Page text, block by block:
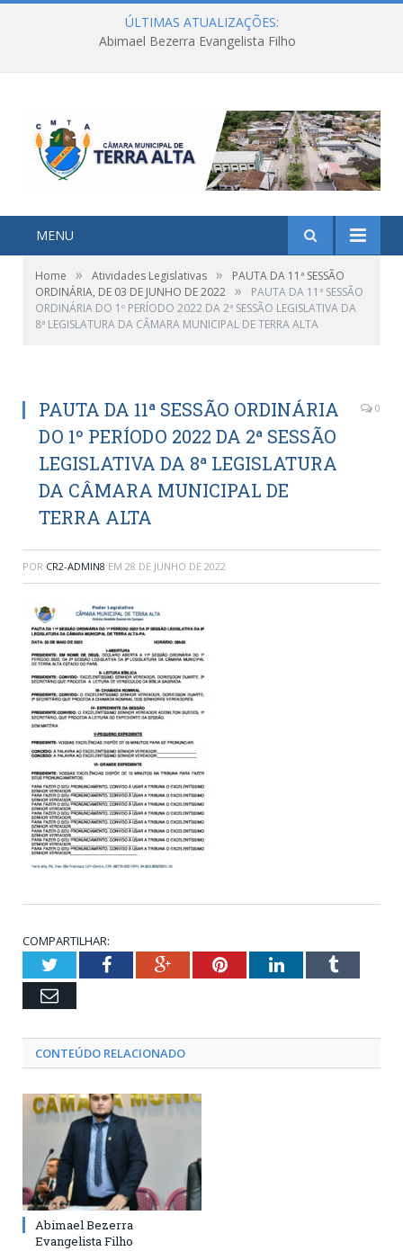
ÚLTIMAS ATUALIZAÇÕES:
Abimael Bezerra Evangelista Filho
MENU
Home » Atividades Legislativas »
PAUTA DA 11ª SESSÃO
ORDINÁRIA, DE 03 DE JUNHO DE 2022 »
PAUTA DA 11ª SESSÃO
ORDINÁRIA DO 1º PERÍODO 2022 DA 2ª SESSÃO LEGISLATIVA DA
8ª LEGISLATURA DA CÂMARA MUNICIPAL DE TERRA ALTA
PAUTA DA 11ª SESSÃO ORDINÁRIA
DO 1º PERÍODO 2022 DA 2ª SESSÃO
LEGISLATIVA DA 8ª LEGISLATURA
DA CÂMARA MUNICIPAL DE
TERRA ALTA
0
POR CR2-ADMIN8 EM 28 DE JUNHO DE 2022
COMPARTILHAR:
TwitterFacebookGoogle+PinterestLinkedInTumblr
Email
CONTEÚDO RELACIONADO
Abimael Bezerra
Evangelista Filho